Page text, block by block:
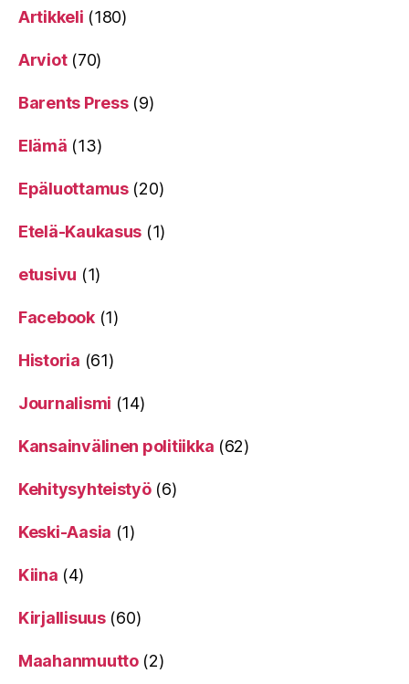
Artikkeli (180)
Arviot(70)
Barents Press(9)
Elämä (13)
Epäluottamus(20)
Etelä-Kaukasus (1)
etusivu (1)
Facebook(1)
Historia (61)
Journalismi (14)
Kansainvälinen politiikka (62)
Kehitysyhteistyö(6)
Keski-Aasia (1)
Kiina (4)
Kirjallisuus(60)
Maahanmuutto(2)